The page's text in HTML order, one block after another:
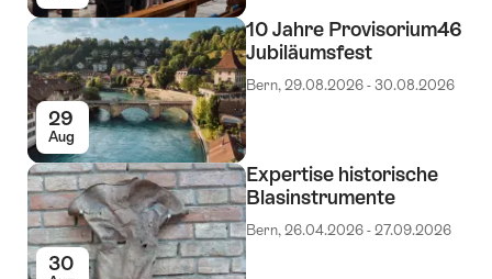
29
Aug
10 Jahre Provisorium46
Jubiläumsfest
Bern, 29.08.2026 - 30.08.2026
30
Expertise historische
Blasinstrumente
Bern, 26.04.2026 - 27.09.2026